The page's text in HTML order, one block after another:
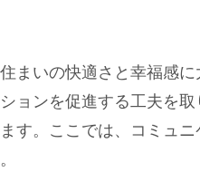
まいの快適さと幸福感
ョンを促進する工夫を
す。ここでは、コミュ